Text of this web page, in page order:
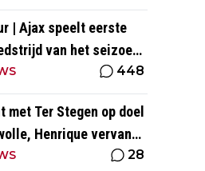
| Ajax speelt eerste
van het seizoen
448
met Ter Stegen op doel
Henrique vervangt
28